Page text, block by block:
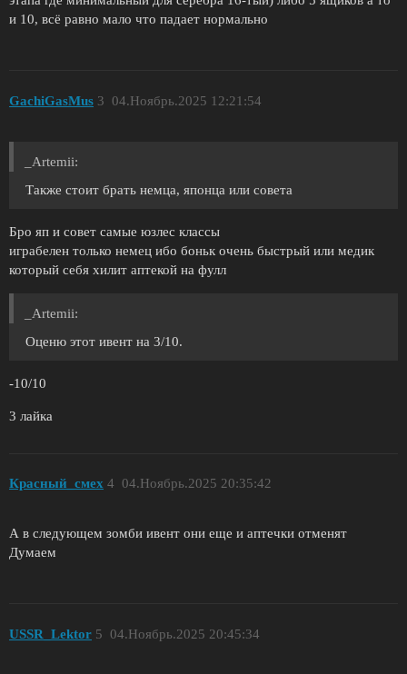
и 10, всё равно мало что падает нормально
GachiGasMus 04.Ноябрь.2025 12:21:54
3
_Artemii:
Также стоит брать немца, японца или совета
Бро яп и совет самые юзлес классы
играбелен только немец ибо боньк очень быстрый или медик
который себя хилит аптекой на фулл
_Artemii:
Оценю этот ивент на 3/10.
-10/10
3 лайка
Красный_смех 04.Ноябрь.2025 20:35:42
4
А в следующем зомби ивент они еще и аптечки отменят
Думаем
USSR_Lektor 04.Ноябрь.2025 20:45:34
5